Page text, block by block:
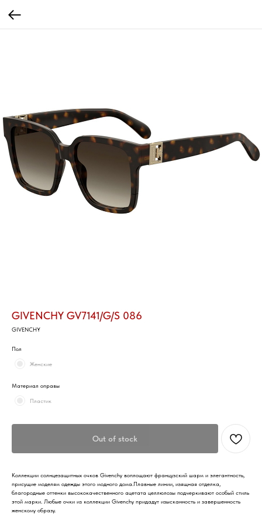
GIVENCHY GV7141/G/S 086
GIVENCHY
Пол
Женские
Материал оправы
Пластик
Out of stock
Коллекции солнцезащитных очков Givenchy воплощают французский шарм и элегантность,
присущие моделям одежды этого модного дома.Плавные линии, изящная отделка,
благородные оттенки высококачественного ацетата целлюлозы подчеркивают особый стиль
этой марки. Любые очки из коллекции Givenchy придадут изысканность и завершенность
женскому образу.